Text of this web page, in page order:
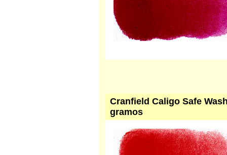
Cranfield Caligo Safe
gramos